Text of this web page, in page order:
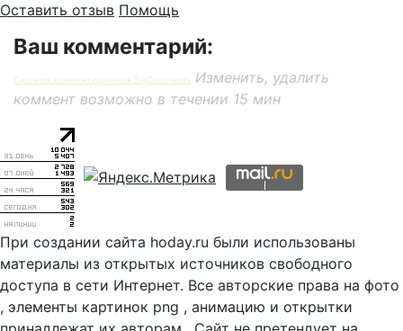
Оставить отзыв Помощь
Ваш комментарий:
Система комментирования SigComments
Изменить, удалить
коммент возможно в течении 15 мин
При создании сайта hoday.ru были использованы
материалы из открытых источников свободного
доступа в сети Интернет. Все авторские права на фото
, элементы картинок png , анимацию и открытки